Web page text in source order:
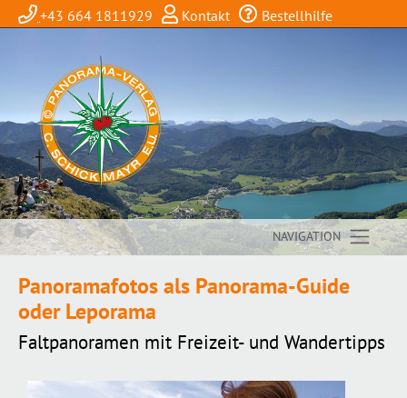
+43 664 1811929 Kontakt Bestellhilfe
NAVIGATION
Panoramafotos als Panorama-Guide
oder Leporama
Faltpanoramen mit Freizeit- und Wandertipps